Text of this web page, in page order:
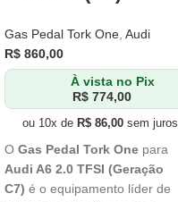
Gas Pedal Tork One Audi
R$ 860,00
À vista no Pix
R$ 774,00
ou 10x de R$ 86,00 sem juros
O Gas Pedal Tork One para
Audi A6 2.0 TFSI (Geração
C7) é o equipamento líder de